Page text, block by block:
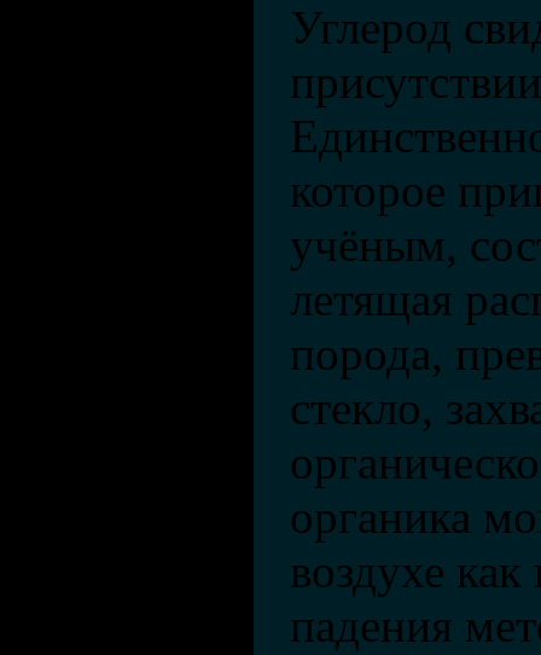
Углерод
которое
учёным,
летящая
порода,
стекло,
органика
воздухе как
падения